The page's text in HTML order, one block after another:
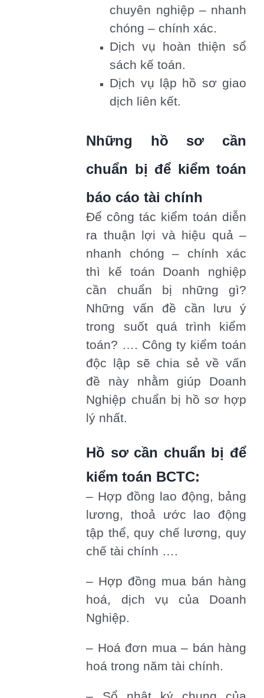
chuyên nghiệp – nhanh
chóng – chính xác.
Dịch vụ hoàn thiện sổ
sách kế toán.
Dịch vụ lập hồ sơ giao
dịch liên kết.
Những hồ sơ cần
chuẩn bị để kiểm toán
báo cáo tài chính
Để công tác kiểm toán diễn
ra thuận lợi và hiệu quả –
nhanh chóng – chính xác
thì kế toán Doanh nghiệp
cần chuẩn bị những gì?
Những vấn đề cần lưu ý
trong suốt quá trình kiểm
toán? …. Công ty kiểm toán
độc lập sẽ chia sẻ về vấn
đề này nhằm giúp Doanh
Nghiệp chuẩn bị hồ sơ hợp
lý nhất.
Hồ sơ cần chuẩn bị để
kiểm toán BCTC:
– Hợp đồng lao động, bảng
lương, thoả ước lao động
tập thể, quy chế lương, quy
chế tài chính ….
– Hợp đồng mua bán hàng
hoá, dịch vụ của Doanh
Nghiệp.
– Hoá đơn mua – bán hàng
hoá trong năm tài chính.